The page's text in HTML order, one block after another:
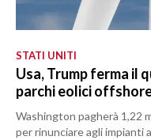
STATI UNITI
Usa, Trump ferma il
parchi eolici
Washington pagherà 1,22
per rinunciare agli impianti